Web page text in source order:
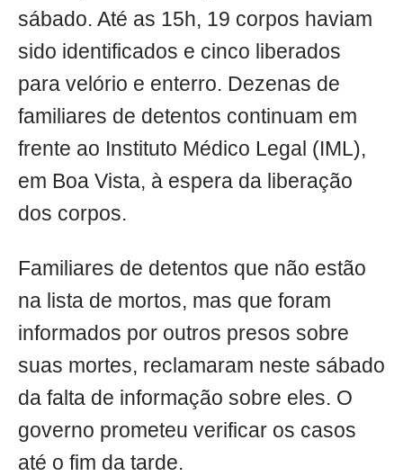
sábado. Até as 15h, 19 corpos haviam
sido identificados e cinco liberados
para velório e enterro. Dezenas de
familiares de detentos continuam em
frente ao Instituto Médico Legal (IML),
em Boa Vista, à espera da liberação
dos corpos.
Familiares de detentos que não estão
na lista de mortos, mas que foram
informados por outros presos sobre
suas mortes, reclamaram neste sábado
da falta de informação sobre eles. O
governo prometeu verificar os casos
até o fim da tarde.